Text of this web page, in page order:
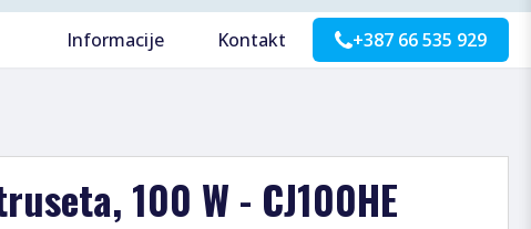
Informacije Kontakt +387 66 535 929
100 W - CJ100HE